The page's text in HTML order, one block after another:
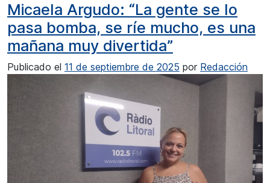
Micaela Argudo: “La gente se lo
pasa bomba, se ríe mucho, es una
mañana muy divertida”
Publicado el 11 de septiembre de 2025 por Redacción